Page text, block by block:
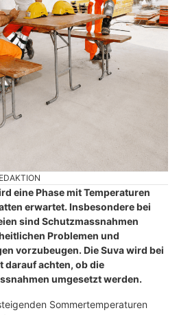
eine Phase mit Temperaturen
erwartet. Insbesondere bei
sind Schutzmassnahmen
Problemen und
vorzubeugen. Die Suva wird bei
achten, ob die
umgesetzt werden.
Sommertemperaturen